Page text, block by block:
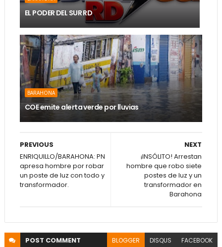
EL PODER DEL SUR RD
BARAHONA
COE emite alerta verde por lluvias
NEXT
¡INSÓLITO! Arrestan
hombre que robo siete
postes de luz y un
transformador en
Barahona
PREVIOUS
ENRIQUILLO/BARAHONA: PN
apresa hombre por robar
un poste de luz con todo y
transformador.
POST COMMENT BLOGGER DISQUS FACEBOOK